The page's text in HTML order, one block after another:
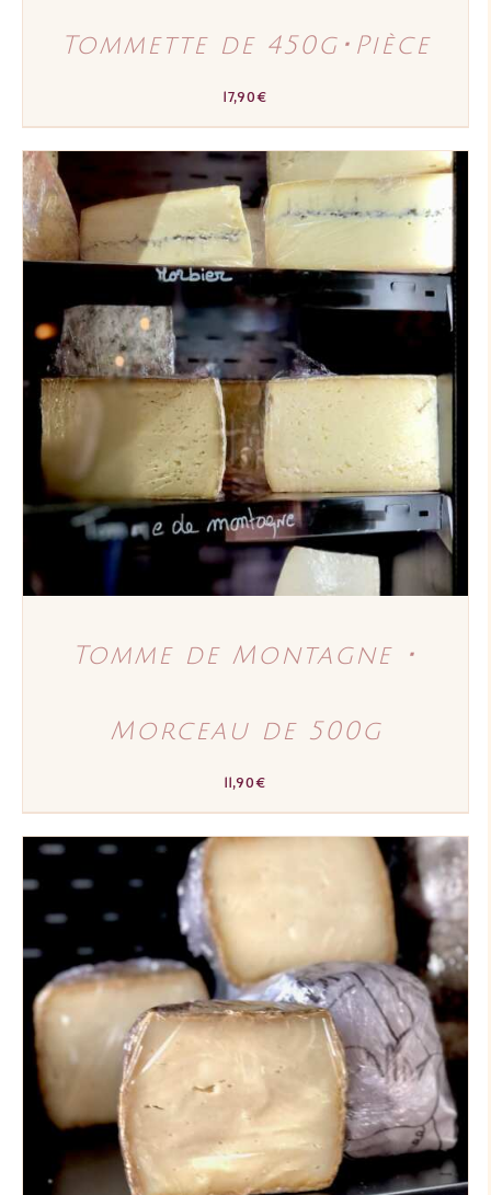
Tommette de 450g･Pièce
17,90€
AJOUTER AU PANIER
/
DÉTAILS
Tomme de Montagne ･
Morceau de 500g
11,90€
AJOUTER AU PANIER